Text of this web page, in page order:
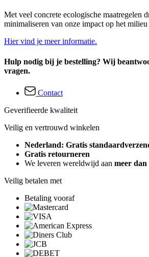
Met veel concrete ecologische maatregelen
minimaliseren van onze impact op het
Hier vind je meer informatie.
Hulp nodig bij je bestelling? Wij
vragen.
Contact
Geverifieerde kwaliteit
Veilig en vertrouwd winkelen
Nederland: Gratis
Gratis retourneren
We leveren wereldwijd aan meer dan
Veilig betalen met
Betaling vooraf